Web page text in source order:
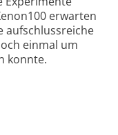
erwarten
aufschlussreiche
einmal um
konnte.